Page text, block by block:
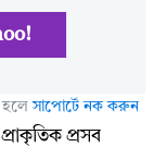
হলেসাপোর্টে নক করুন
প্রাকৃতিক প্রসব